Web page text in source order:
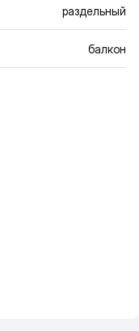
раздельный
балкон